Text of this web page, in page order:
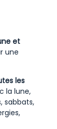
et
une
les
la lune,
sabbats,